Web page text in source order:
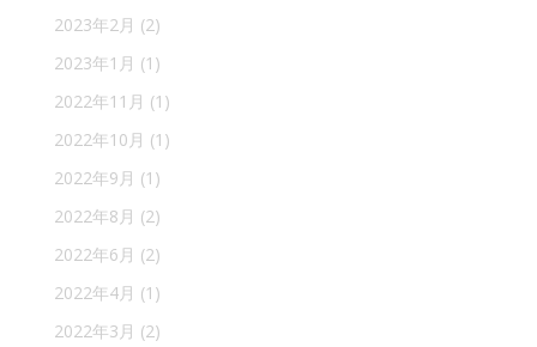
2023年2月 (2)
2023年1月 (1)
2022年11月 (1)
2022年10月 (1)
2022年9月 (1)
2022年8月 (2)
2022年6月 (2)
2022年4月 (1)
2022年3月 (2)